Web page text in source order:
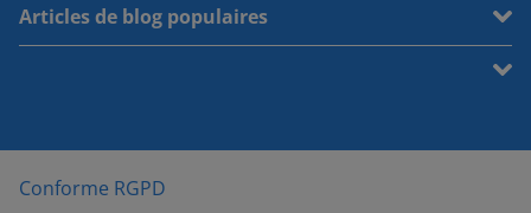
Articles de blog populaires
Conforme RGPD